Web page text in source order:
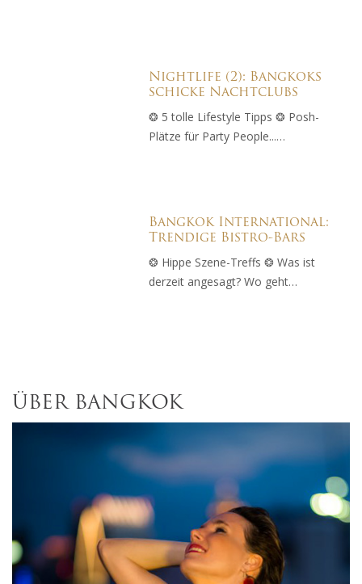
Nightlife (2): Bangkoks
schicke Nachtclubs
❂ 5 tolle Lifestyle Tipps ❂ Posh-
Plätze für Party People...…
Bangkok International:
Trendige Bistro-Bars
❂ Hippe Szene-Treffs ❂ Was ist
derzeit angesagt? Wo geht…
ÜBER BANGKOK